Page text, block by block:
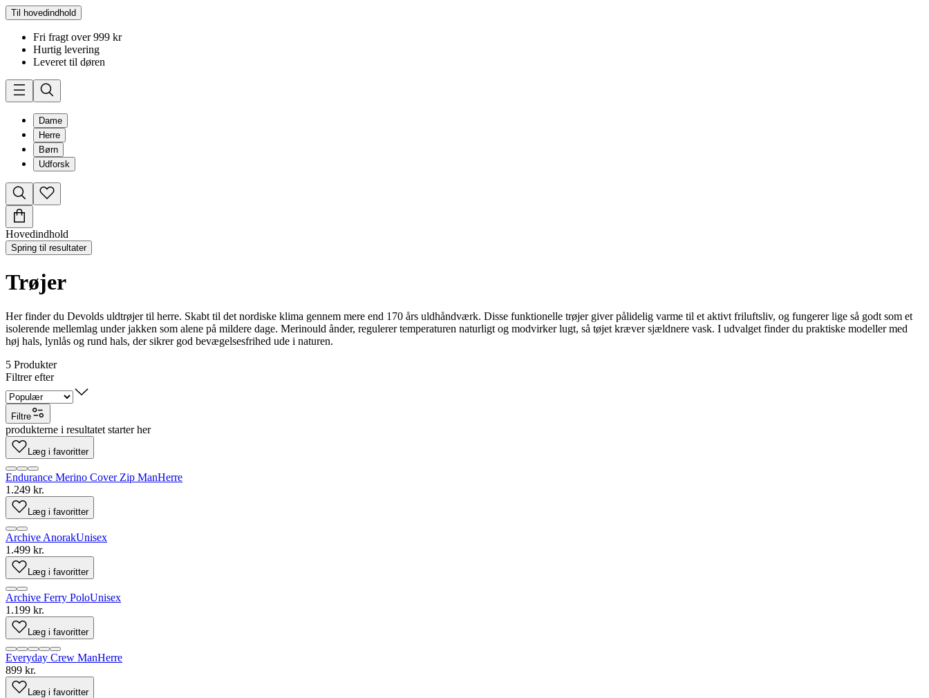
Til hovedindhold
Fri fragt over 999 kr
Hurtig levering
Leveret til døren
Dame
Herre
Børn
Udforsk
Hovedindhold
Spring til resultater
Trøjer
Her finder du Devolds uldtrøjer til herre. Skabt til det nordiske klima gennem mere end 170 års uldhåndværk. Disse funktionelle trøjer giver pålidelig varme til et aktivt friluftsliv, og fungerer lige så godt som et
isolerende mellemlag under jakken som alene på mildere dage. Merinould ånder, regulerer temperaturen naturligt og modvirker lugt, så tøjet kræver sjældnere vask. I udvalget finder du praktiske modeller med
høj hals, lynlås og rund hals, der sikrer god bevægelsesfrihed ude i naturen.
5 Produkter
Filtrer efter
Filtre
produkterne i resultatet starter her
Læg i favoritter
Endurance Merino Cover Zip ManHerre
1.249 kr.
Læg i favoritter
Archive AnorakUnisex
1.499 kr.
Læg i favoritter
Archive Ferry PoloUnisex
1.199 kr.
Læg i favoritter
Everyday Crew ManHerre
899 kr.
Læg i favoritter